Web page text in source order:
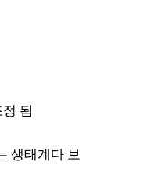
됨
생태계다 보